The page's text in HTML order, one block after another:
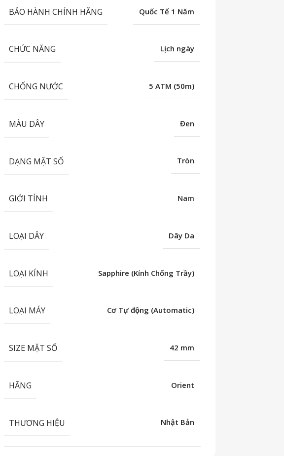
BẢO HÀNH CHÍNH HÃNG Quốc Tế 1 Năm
CHỨC NĂNG Lịch ngày
CHỐNG NƯỚC 5 ATM (50m)
MÀU DÂY Đen
DẠNG MẶT SỐ Tròn
GIỚI TÍNH Nam
LOẠI DÂY Dây Da
LOẠI KÍNH Sapphire (Kính Chống Trầy)
LOẠI MÁY Cơ Tự động (Automatic)
SIZE MẶT SỐ 42 mm
HÃNG Orient
THƯƠNG HIỆU Nhật Bản